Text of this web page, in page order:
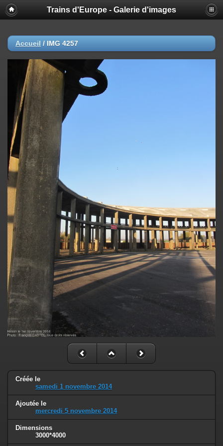
Trains d'Europe - Galerie d'images
Accueil / IMG 4257
Créée le
samedi 1 novembre 2014
Ajoutée le
mercredi 5 novembre 2014
Dimensions
3000*4000